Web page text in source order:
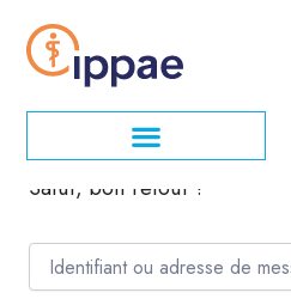
contenu
Salut, bon retour !